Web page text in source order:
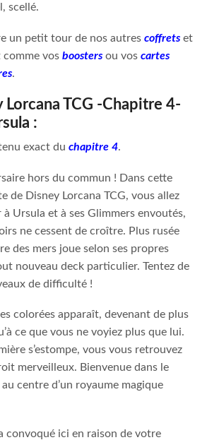
scellé.
un petit tour de nos autres coffrets et
vos boosters ou vos cartes
.
TCG -Chapitre 4-
:
exact du chapitre 4.
hors du commun ! Dans cette
de Disney Lorcana TCG, vous allez
Ursula et à ses Glimmers envoutés,
ne cessent de croître. Plus rusée
des mers joue selon ses propres
nouveau deck particulier. Tentez de
de difficulté !
colorées apparaît, devenant de plus
ce que vous ne voyiez plus que lui.
s’estompe, vous vous retrouvez
merveilleux. Bienvenue dans le
centre d’un royaume magique
convoqué ici en raison de votre